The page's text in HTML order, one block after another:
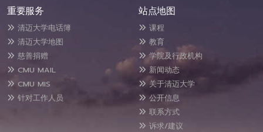
重要服务
清迈大学电话簿
清迈大学地图
慈善捐赠
CMU MAIL
CMU MIS
针对工作人员
站点地图
课程
教育
学院及行政机构
新闻动态
关于清迈大学
公开信息
联系方式
诉求/建议